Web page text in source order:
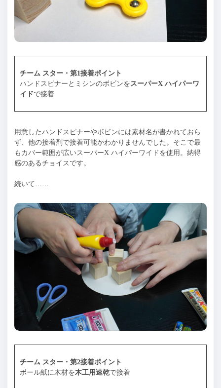
チーム スター・第1接着ポイント
ハンドスピナーとミシンのボビンをスーパーX ハイパーワ
イドで接着
用意したハンドスピナーやボビンには素材名が書かれておら
ず、他の接着剤で接着可能かわかりませんでした。そこで最
もカバー範囲が広いスーパーX ハイパーワイドを使用。納得
感のあるチョイスです。
続いて……
チーム スター・第2接着ポイント
ボール紙に木材を木工用速乾で接着